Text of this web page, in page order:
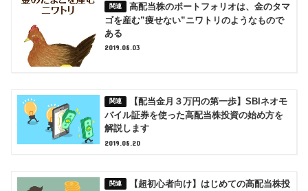
高配当株のポートフォリオは、金のタマ
ゴを産む”痩せない”ニワトリのようなもので
ある
2019.08.03
【配当金月３万円の第一歩】SBIネオモ
バイル証券を使った高配当株投資の始め方を
解説します
2019.08.20
【超初心者向け】はじめての高配当株投